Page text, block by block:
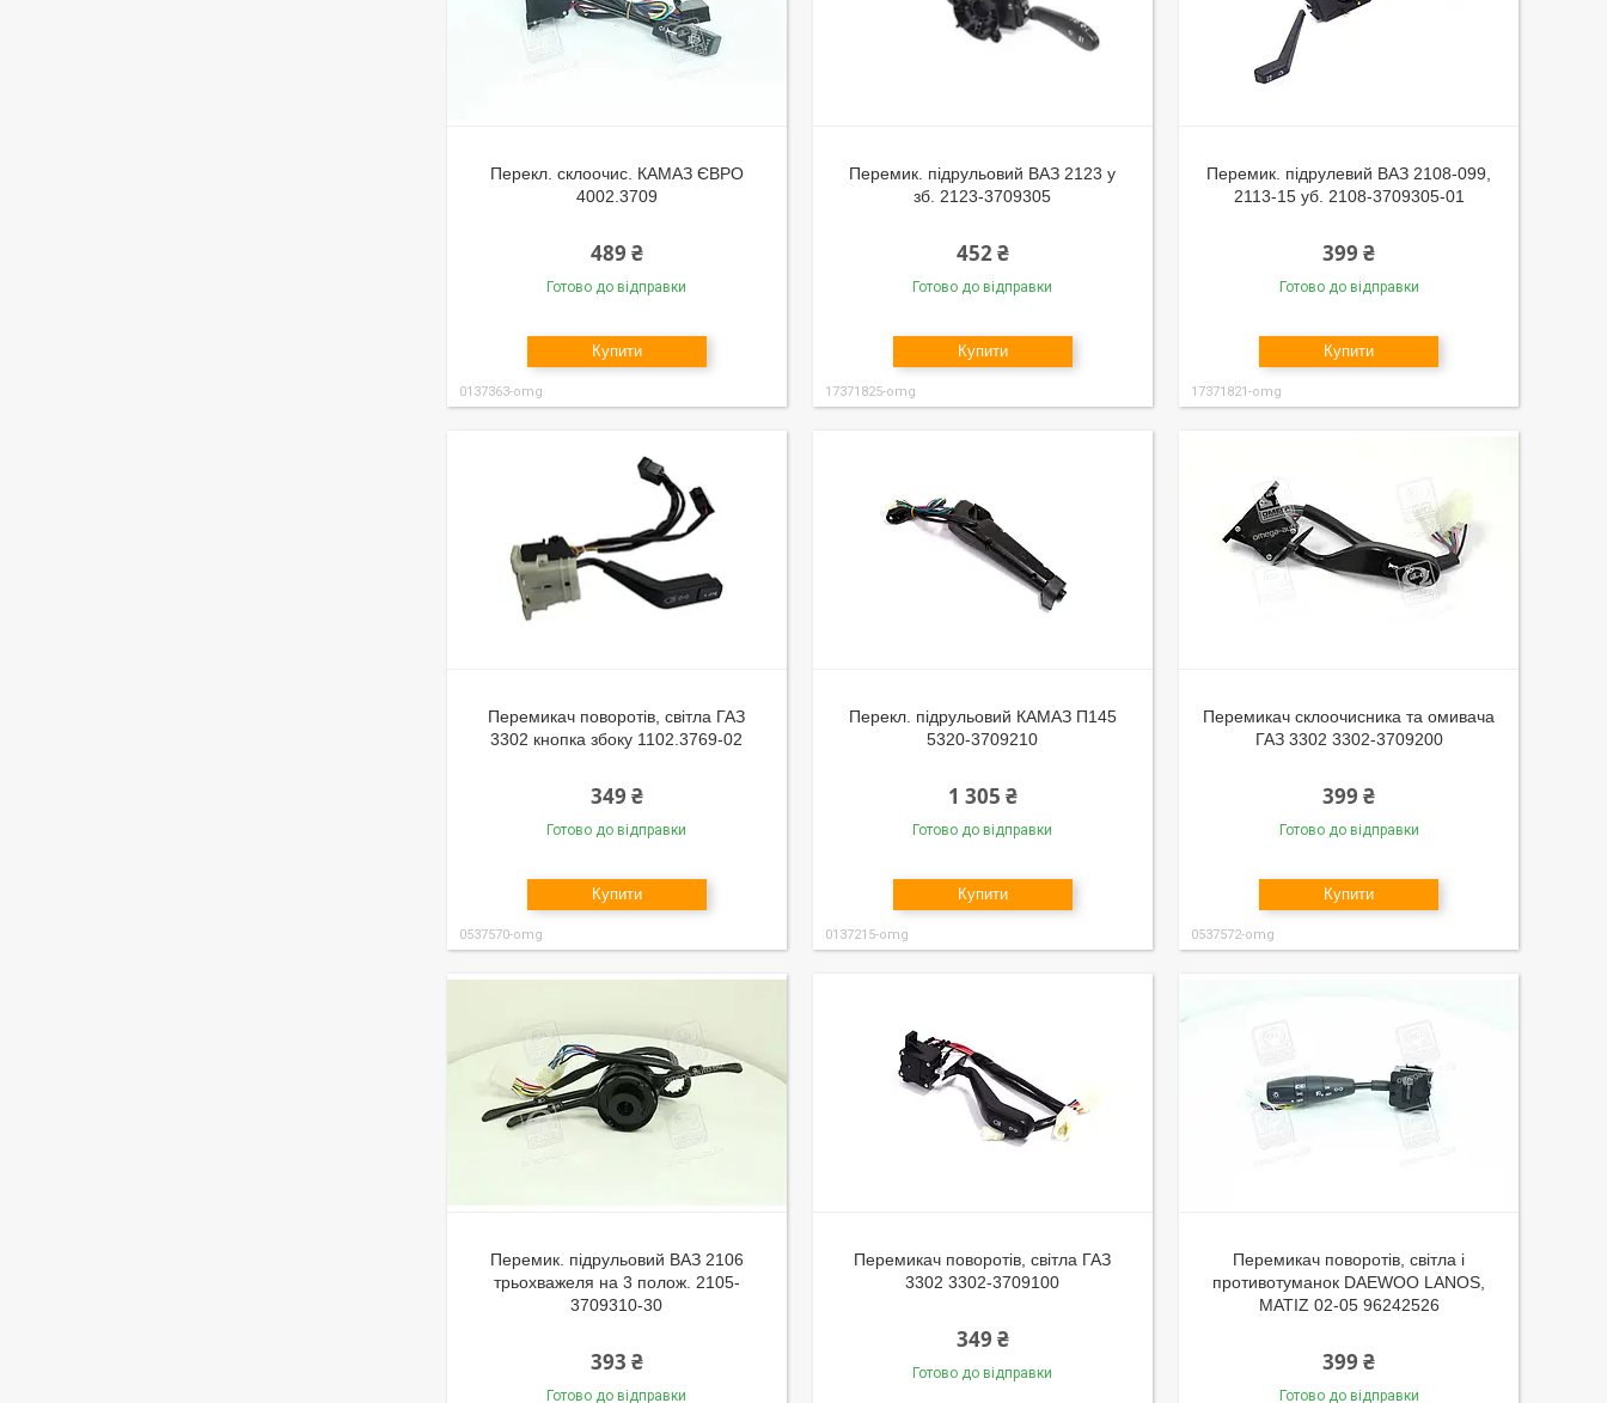
Перекл. склоочис. КАМАЗ ЄВРО
4002.3709
489 ₴
Готово до відправки
Купити
0137363-omg
Перемик. підрульовий ВАЗ 2123 у
зб. 2123-3709305
452 ₴
Готово до відправки
Купити
17371825-omg
Перемик. підрулевий ВАЗ 2108-099,
2113-15 уб. 2108-3709305-01
399 ₴
Готово до відправки
Купити
17371821-omg
Перемикач поворотів, світла ГАЗ
3302 кнопка збоку 1102.3769-02
349 ₴
Готово до відправки
Купити
0537570-omg
Перекл. підрульовий КАМАЗ П145
5320-3709210
1 305 ₴
Готово до відправки
Купити
0137215-omg
Перемикач склоочисника та омивача
ГАЗ 3302 3302-3709200
399 ₴
Готово до відправки
Купити
0537572-omg
Перемик. підрульовий ВАЗ 2106
трьохважеля на 3 полож. 2105-
3709310-30
393 ₴
Готово до відправки
Перемикач поворотів, світла ГАЗ
3302 3302-3709100
349 ₴
Готово до відправки
Перемикач поворотів, світла і
противотуманок DAEWOO LANOS,
MATIZ 02-05 96242526
399 ₴
Готово до відправки